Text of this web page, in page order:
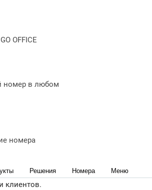
OFFICE
номер в любом
номера
Решения Номера Меню
подпись физическому лицу
электронной подписи
до сих пор сомневаются,
подпись. Кажется, что это
много времени на
такой инструмент помогает
работать с документами. С ним
мгновенно — без лишней
Это серьезно экономит время как
клиентов.